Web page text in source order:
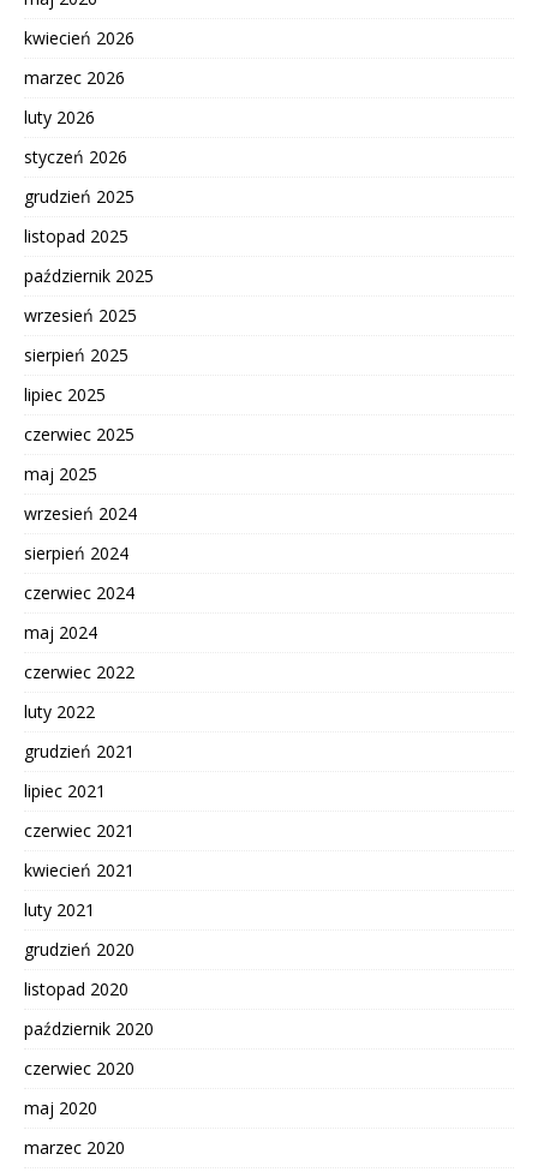
kwiecień 2026
marzec 2026
luty 2026
styczeń 2026
grudzień 2025
listopad 2025
październik 2025
wrzesień 2025
sierpień 2025
lipiec 2025
czerwiec 2025
maj 2025
wrzesień 2024
sierpień 2024
czerwiec 2024
maj 2024
czerwiec 2022
luty 2022
grudzień 2021
lipiec 2021
czerwiec 2021
kwiecień 2021
luty 2021
grudzień 2020
listopad 2020
październik 2020
czerwiec 2020
maj 2020
marzec 2020